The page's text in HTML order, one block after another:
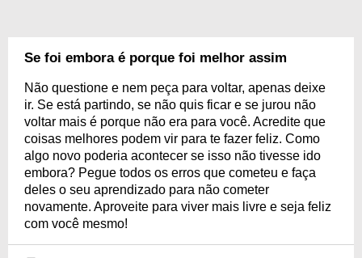
Se foi embora é porque foi melhor assim
Não questione e nem peça para voltar, apenas deixe
ir. Se está partindo, se não quis ficar e se jurou não
voltar mais é porque não era para você. Acredite que
coisas melhores podem vir para te fazer feliz. Como
algo novo poderia acontecer se isso não tivesse ido
embora? Pegue todos os erros que cometeu e faça
deles o seu aprendizado para não cometer
novamente. Aproveite para viver mais livre e seja feliz
com você mesmo!